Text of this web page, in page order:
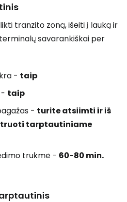
tranzito zoną, išeiti į lauką ir
savarankiškai per
- taip
taip
- turite atsiimti ir iš
tarptautiniame
trukmė - 60-80 min.